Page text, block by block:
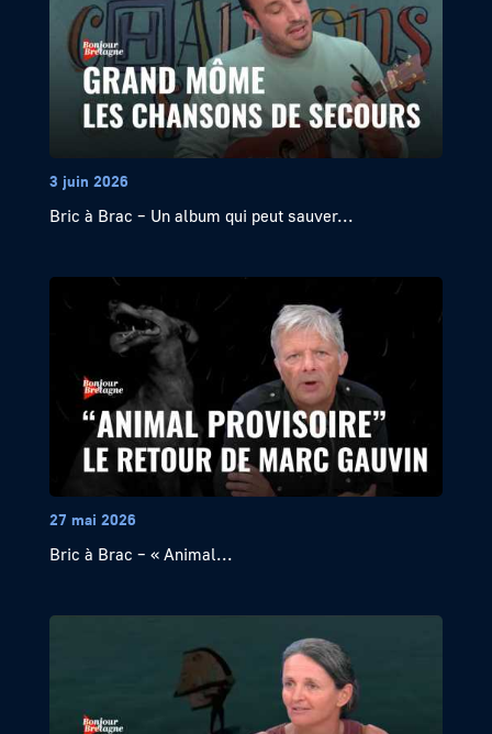
3 juin 2026
Bric à Brac – Un album qui peut sauver...
27 mai 2026
Bric à Brac – « Animal...